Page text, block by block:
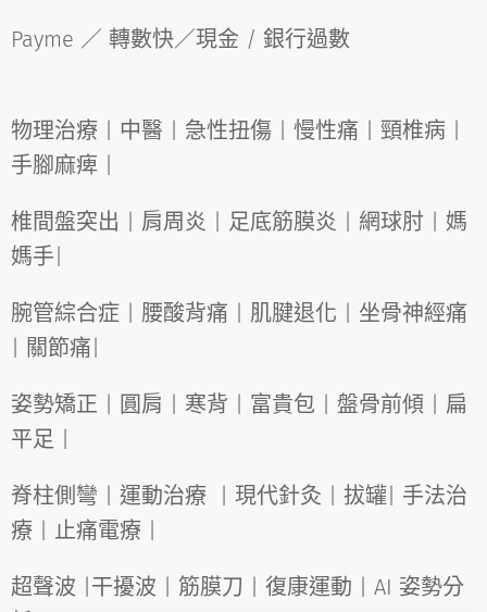
Payme ／ 轉數快／現金 / 銀行過數
物理治療 | 中醫 | 急性扭傷 | 慢性痛 | 頸椎病 |
手腳麻痺 |
椎間盤突出 | 肩周炎 | 足底筋膜炎 | 網球肘 | 媽
媽手|
腕管綜合症 | 腰酸背痛 | 肌腱退化 | 坐骨神經痛
| 關節痛|
姿勢矯正 | 圓肩 | 寒背 | 富貴包 | 盤骨前傾 | 扁
平足 |
脊柱側彎 | 運動治療 | 現代針灸 | 拔罐| 手法治
療 | 止痛電療 |
超聲波 |干擾波 | 筋膜刀 | 復康運動 | AI 姿勢分